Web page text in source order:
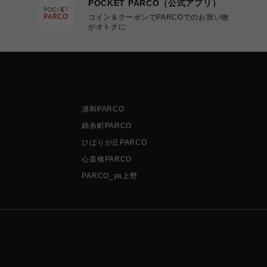
POCKET PARCO（公式アプリ）
コイン＆クーポンでPARCOでのお買い物
がオトクに
浦和PARCO
錦糸町PARCO
ひばりが丘PARCO
心斎橋PARCO
PARCO_ya上野